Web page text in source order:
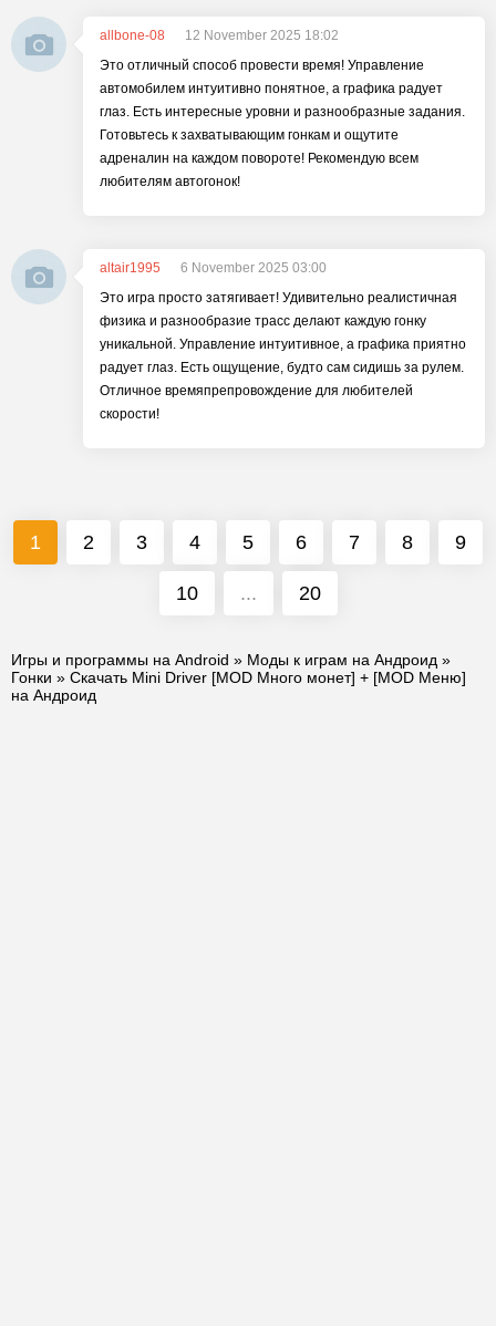
allbone-08
12 November 2025 18:02
Это отличный способ провести время! Управление
автомобилем интуитивно понятное, а графика радует
глаз. Есть интересные уровни и разнообразные задания.
Готовьтесь к захватывающим гонкам и ощутите
адреналин на каждом повороте! Рекомендую всем
любителям автогонок!
altair1995
6 November 2025 03:00
Это игра просто затягивает! Удивительно реалистичная
физика и разнообразие трасс делают каждую гонку
уникальной. Управление интуитивное, а графика приятно
радует глаз. Есть ощущение, будто сам сидишь за рулем.
Отличное времяпрепровождение для любителей
скорости!
1 2 3 4 5 6 7 8 9
10 ... 20
Игры и программы на Android » Моды к играм на Андроид »
Гонки » Скачать Mini Driver [MOD Много монет] + [MOD Меню]
на Андроид